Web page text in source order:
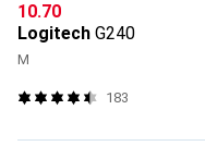
CHF
10.70
Logitech G240
M
183